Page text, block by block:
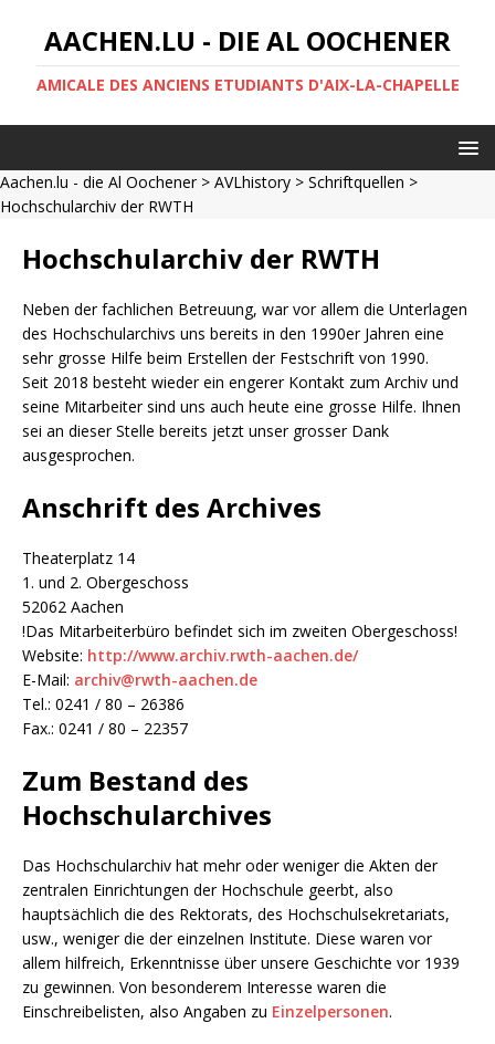
AACHEN.LU - DIE AL OOCHENER
AMICALE DES ANCIENS ETUDIANTS D'AIX-LA-CHAPELLE
Aachen.lu - die Al Oochener> AVLhistory > Schriftquellen >
Hochschularchiv der RWTH
Hochschularchiv der RWTH
Neben der fachlichen Betreuung, war vor allem die Unterlagen
des Hochschularchivs uns bereits in den 1990er Jahren eine
sehr grosse Hilfe beim Erstellen der Festschrift von 1990.
Seit 2018 besteht wieder ein engerer Kontakt zum Archiv und
seine Mitarbeiter sind uns auch heute eine grosse Hilfe. Ihnen
sei an dieser Stelle bereits jetzt unser grosser Dank
ausgesprochen.
Anschrift des Archives
Theaterplatz 14
1. und 2. Obergeschoss
52062 Aachen
!Das Mitarbeiterbüro befindet sich im zweiten Obergeschoss!
Website: http://www.archiv.rwth-aachen.de/
E-Mail: archiv@rwth-aachen.de
Tel.: 0241 / 80 – 26386
Fax.: 0241 / 80 – 22357
Zum Bestand des
Hochschularchives
Das Hochschularchiv hat mehr oder weniger die Akten der
zentralen Einrichtungen der Hochschule geerbt, also
hauptsächlich die des Rektorats, des Hochschulsekretariats,
usw., weniger die der einzelnen Institute. Diese waren vor
allem hilfreich, Erkenntnisse über unsere Geschichte vor 1939
zu gewinnen. Von besonderem Interesse waren die
Einschreibelisten, also Angaben zu Einzelpersonen.